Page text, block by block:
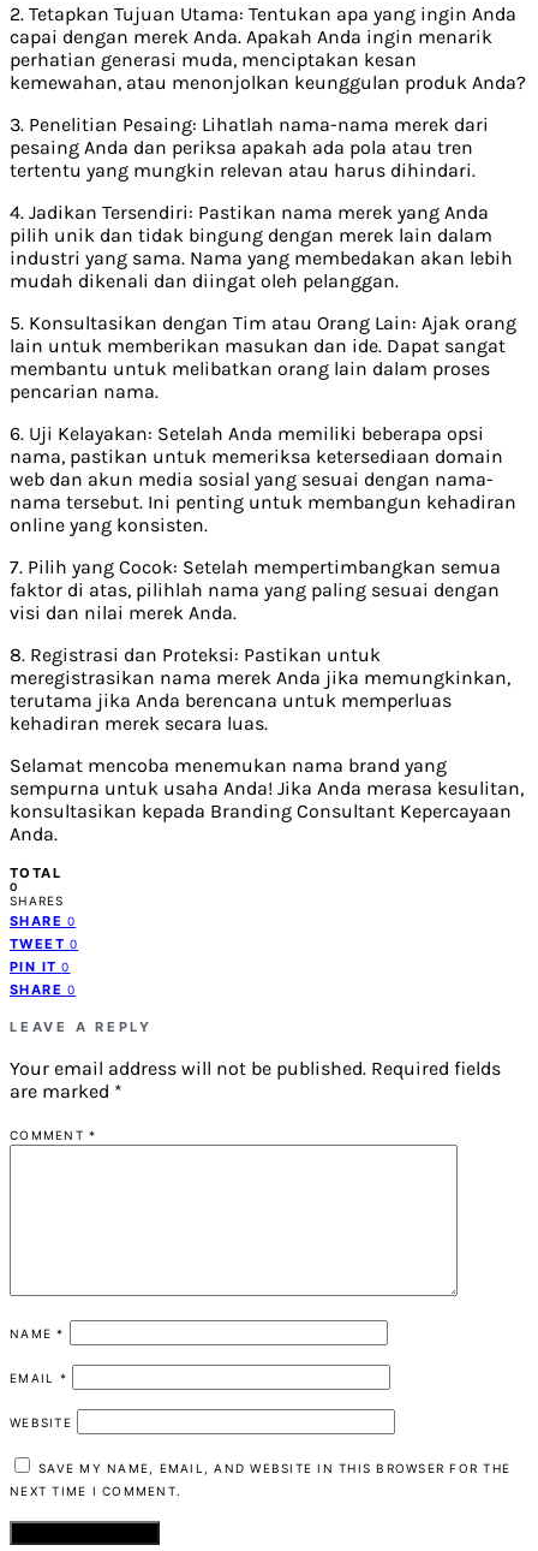
2. Tetapkan Tujuan Utama: Tentukan apa yang ingin Anda
capai dengan merek Anda. Apakah Anda ingin menarik
perhatian generasi muda, menciptakan kesan
kemewahan, atau menonjolkan keunggulan produk Anda?
3. Penelitian Pesaing: Lihatlah nama-nama merek dari
pesaing Anda dan periksa apakah ada pola atau tren
tertentu yang mungkin relevan atau harus dihindari.
4. Jadikan Tersendiri: Pastikan nama merek yang Anda
pilih unik dan tidak bingung dengan merek lain dalam
industri yang sama. Nama yang membedakan akan lebih
mudah dikenali dan diingat oleh pelanggan.
5. Konsultasikan dengan Tim atau Orang Lain: Ajak orang
lain untuk memberikan masukan dan ide. Dapat sangat
membantu untuk melibatkan orang lain dalam proses
pencarian nama.
6. Uji Kelayakan: Setelah Anda memiliki beberapa opsi
nama, pastikan untuk memeriksa ketersediaan domain
web dan akun media sosial yang sesuai dengan nama-
nama tersebut. Ini penting untuk membangun kehadiran
online yang konsisten.
7. Pilih yang Cocok: Setelah mempertimbangkan semua
faktor di atas, pilihlah nama yang paling sesuai dengan
visi dan nilai merek Anda.
8. Registrasi dan Proteksi: Pastikan untuk
meregistrasikan nama merek Anda jika memungkinkan,
terutama jika Anda berencana untuk memperluas
kehadiran merek secara luas.
Selamat mencoba menemukan nama brand yang
sempurna untuk usaha Anda! Jika Anda merasa kesulitan,
konsultasikan kepada Branding Consultant Kepercayaan
Anda.
TOTAL
0
SHARES
SHARE 0
TWEET 0
PIN IT 0
SHARE 0
LEAVE A REPLY
Your email address will not be published. Required fields
are marked *
COMMENT *
NAME*
EMAIL *
WEBSITE
SAVE MY NAME, EMAIL, AND WEBSITE IN THIS BROWSER FOR THE
NEXT TIME I COMMENT.